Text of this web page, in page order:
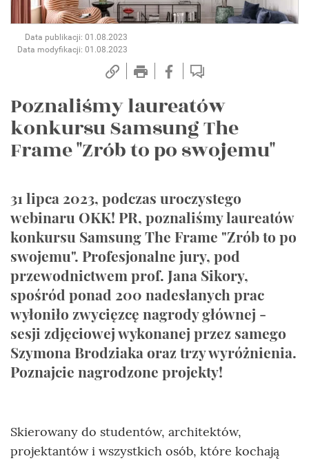
Data publikacji: 01.08.2023
Data modyfikacji: 01.08.2023
Poznaliśmy laureatów
konkursu Samsung The
Frame "Zrób to po swojemu"
31 lipca 2023, podczas uroczystego
webinaru OKK! PR, poznaliśmy laureatów
konkursu Samsung The Frame "Zrób to po
swojemu". Profesjonalne jury, pod
przewodnictwem prof. Jana Sikory,
spośród ponad 200 nadesłanych prac
wyłoniło zwycięzcę nagrody głównej -
sesji zdjęciowej wykonanej przez samego
Szymona Brodziaka oraz trzy wyróżnienia.
Poznajcie nagrodzone projekty!
Skierowany do studentów, architektów,
projektantów i wszystkich osób, które kochają